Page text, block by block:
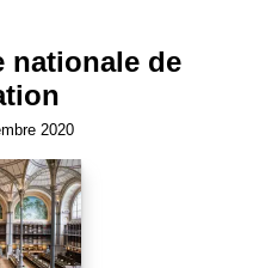
nationale de
2020